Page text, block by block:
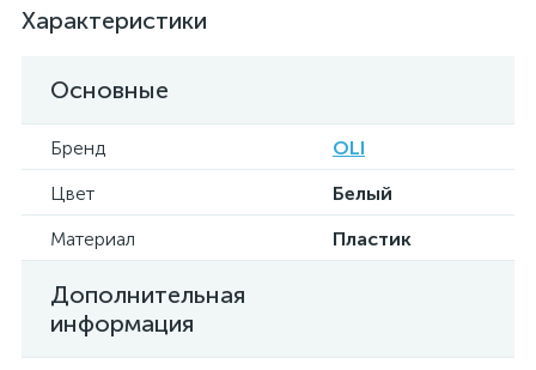
Характеристики
Основные
Бренд
OLI
Цвет
Белый
Материал
Пластик
Дополнительная
информация